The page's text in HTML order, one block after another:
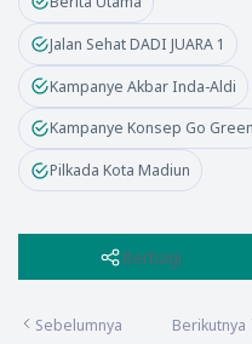
Jalan Sehat DADI JUARA 1
Kampanye Akbar Inda-Aldi
Kampanye Konsep Go Green
Pilkada Kota Madiun
Berbagi
Sebelumnya Berikutnya